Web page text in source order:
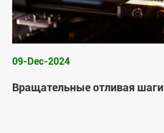
09-Dec-2024
Вращательные отливая шаги